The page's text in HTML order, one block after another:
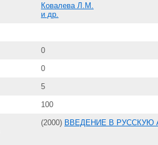
Ковалева Л.М.
и др.
0
0
5
100
(2000) ВВЕДЕНИЕ В РУССКУЮ